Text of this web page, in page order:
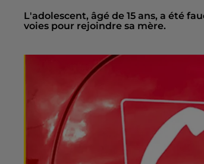
L'adolescent, âgé de 15 ans, a été
voies pour rejoindre sa mère.